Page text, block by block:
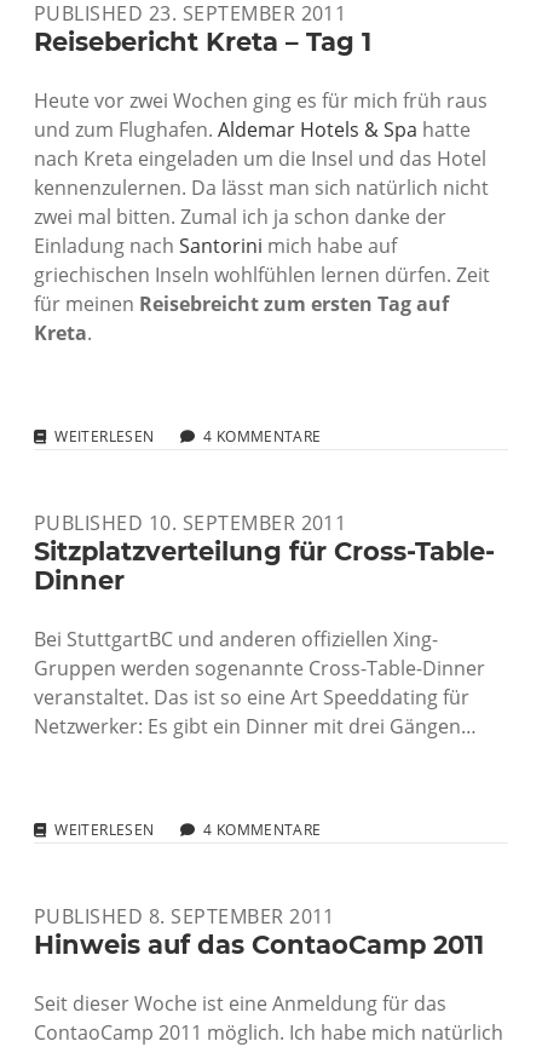
2
PUBLISHED 23. SEPTEMBER 2011
Reisebericht Kreta – Tag 1
Heute vor zwei Wochen ging es für mich früh raus
und zum Flughafen. Aldemar Hotels & Spa hatte
nach Kreta eingeladen um die Insel und das Hotel
kennenzulernen. Da lässt man sich natürlich nicht
zwei mal bitten. Zumal ich ja schon danke der
Einladung nach Santorini mich habe auf
griechischen Inseln wohlfühlen lernen dürfen. Zeit
für meinen Reisebreicht zum ersten Tag auf
Kreta.
WEITERLESEN REISEBERICHT
1
4 KOMMENTARE
PUBLISHED 10. SEPTEMBER 2011
Sitzplatzverteilung für Cross-Table-
Dinner
Bei StuttgartBC und anderen offiziellen Xing-
Gruppen werden sogenannte Cross-Table-Dinner
veranstaltet. Das ist so eine Art Speeddating für
Netzwerker: Es gibt ein Dinner mit drei Gängen…
WEITERLESEN SITZPLATZVERTEILUNG
DINNER
4 KOMMENTARE
PUBLISHED 8. SEPTEMBER 2011
Hinweis auf das ContaoCamp 2011
Seit dieser Woche ist eine Anmeldung für das
ContaoCamp 2011 möglich. Ich habe mich natürlich